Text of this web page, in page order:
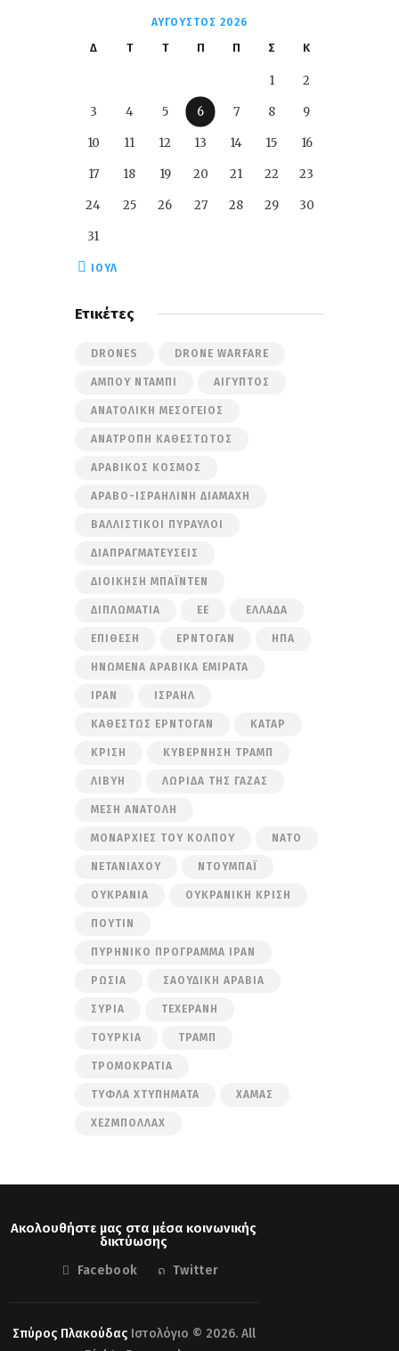
ΑΎΓΟΥΣΤΟΣ 2026
Δ Τ Τ Π Π Σ Κ
1 2
3 4 5 6 7 8 9
10 11 12 13 14 15 16
17 18 19 20 21 22 23
24 25 26 27 28 29 30
31
« ΙΟΎΛ
Ετικέτες
DRONES DRONE WARFARE
ΆΜΠΟΥ ΝΤΆΜΠΙ ΑΊΓΥΠΤΟΣ
ΑΝΑΤΟΛΙΚΉ ΜΕΣΌΓΕΙΟΣ
ΑΝΑΤΡΟΠΉ ΚΑΘΕΣΤΏΤΟΣ
ΑΡΑΒΙΚΌΣ ΚΌΣΜΟΣ
ΑΡΑΒΟ-ΙΣΡΑΗΛΙΝΉ ΔΙΑΜΆΧΗ
ΒΑΛΛΙΣΤΙΚΟΊ ΠΎΡΑΥΛΟΙ
ΔΙΑΠΡΑΓΜΑΤΕΎΣΕΙΣ
ΔΙΟΊΚΗΣΗ ΜΠΆΙΝΤΕΝ
ΔΙΠΛΩΜΑΤΊΑ ΕΕ ΕΛΛΆΔΑ
ΕΠΊΘΕΣΗ ΕΡΝΤΟΓΆΝ ΗΠΑ
ΗΝΩΜΈΝΑ ΑΡΑΒΙΚΆ ΕΜΙΡΆΤΑ
ΙΡΆΝ ΙΣΡΑΉΛ
ΚΑΘΕΣΤΏΣ ΕΡΝΤΟΓΆΝ ΚΑΤΆΡ
ΚΡΊΣΗ ΚΥΒΈΡΝΗΣΗ ΤΡΑΜΠ
ΛΙΒΎΗ ΛΩΡΊΔΑ ΤΗΣ ΓΆΖΑΣ
ΜΈΣΗ ΑΝΑΤΟΛΉ
ΜΟΝΑΡΧΊΕΣ ΤΟΥ ΚΌΛΠΟΥ ΝΑΤΟ
ΝΕΤΑΝΙΆΧΟΥ ΝΤΟΥΜΠΆΙ
ΟΥΚΡΑΝΊΑ ΟΥΚΡΑΝΙΚΉ ΚΡΊΣΗ
ΠΟΎΤΙΝ
ΠΥΡΗΝΙΚΌ ΠΡΌΓΡΑΜΜΑ ΙΡΆΝ
ΡΩΣΊΑ ΣΑΟΥΔΙΚΉ ΑΡΑΒΊΑ
ΣΥΡΊΑ ΤΕΧΕΡΆΝΗ
ΤΟΥΡΚΊΑ ΤΡΑΜΠ
ΤΡΟΜΟΚΡΑΤΊΑ
ΤΥΦΛΆ ΧΤΥΠΉΜΑΤΑ ΧΑΜΆΣ
ΧΕΖΜΠΟΛΛΆΧ
Ακολουθήστε μας στα μέσα κοινωνικής
δικτύωσης
Facebook Twitter
Σπύρος ΠλακούδαςΙστολόγιο © 2026. All